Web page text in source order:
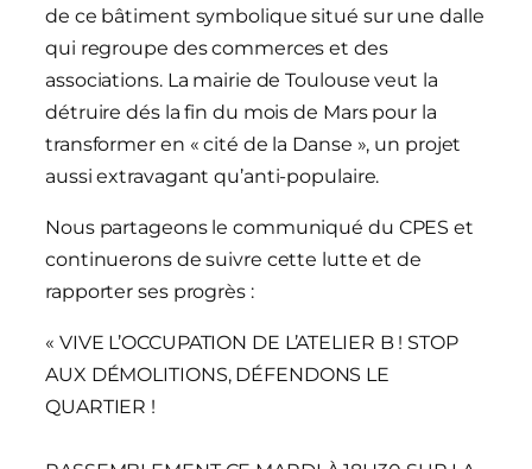
de ce bâtiment symbolique situé sur une dalle
qui regroupe des commerces et des
associations. La mairie de Toulouse veut la
détruire dés la fin du mois de Mars pour la
transformer en « cité de la Danse », un projet
aussi extravagant qu’anti-populaire.
Nous partageons le communiqué du CPES et
continuerons de suivre cette lutte et de
rapporter ses progrès :
« VIVE L’OCCUPATION DE L’ATELIER B ! STOP
AUX DÉMOLITIONS, DÉFENDONS LE
QUARTIER !